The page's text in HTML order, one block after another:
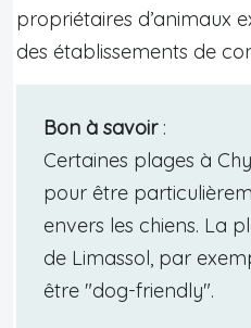
propriétaires d’animaux
des établissements de
Bon à savoir:
Certaines plages à
pour être
envers les chiens. La
de Limassol, par
être "dog-friendly".